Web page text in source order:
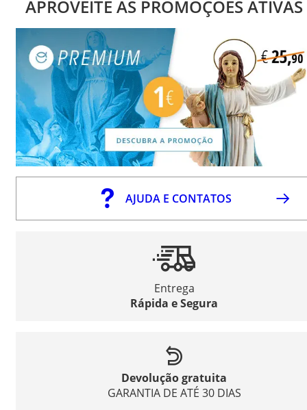
APROVEITE AS PROMOÇÕES ATIVAS
AJUDA E CONTATOS
Entrega
Rápida e Segura
Devolução gratuita
GARANTIA DE ATÉ 30 DIAS